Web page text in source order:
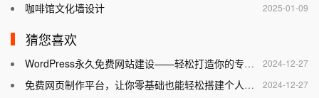
2025-01-09
咖啡馆文化墙设计
猜您喜欢
2024-12-27
WordPress永久免费网站建设——轻松打造你的专属网站
2024-12-27
免费网页制作平台，让你零基础也能轻松搭建个人网站